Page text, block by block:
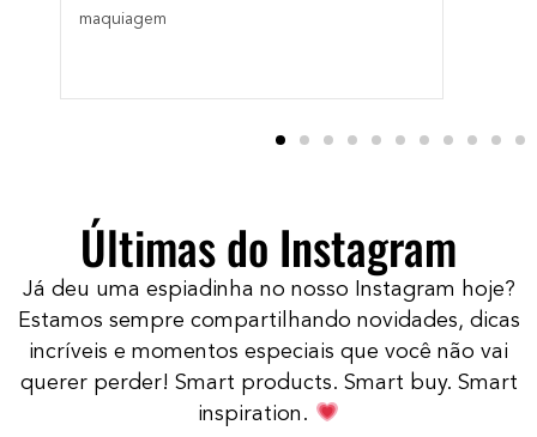
maquiagem
Últimas do Instagram
Já deu uma espiadinha no nosso Instagram hoje?
Estamos sempre compartilhando novidades, dicas
incríveis e momentos especiais que você não vai
querer perder! Smart products. Smart buy. Smart
inspiration.